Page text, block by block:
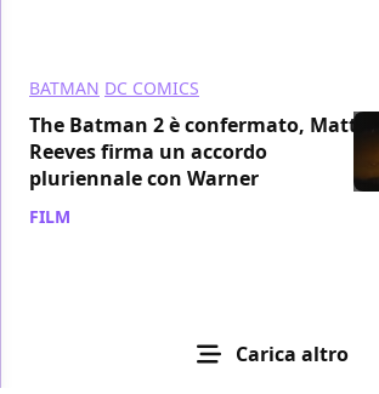
BATMAN DC COMICS
The Batman 2 è confermato, Matt
Reeves firma un accordo
pluriennale con Warner
FILM
Carica altro